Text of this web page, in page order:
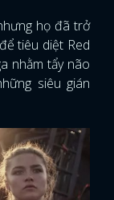
họ đã trở
tiêu diệt Red
nhằm tẩy não
siêu gián